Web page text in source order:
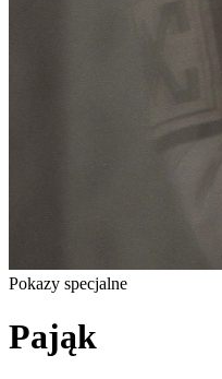
Pokazy specjalne
Pająk